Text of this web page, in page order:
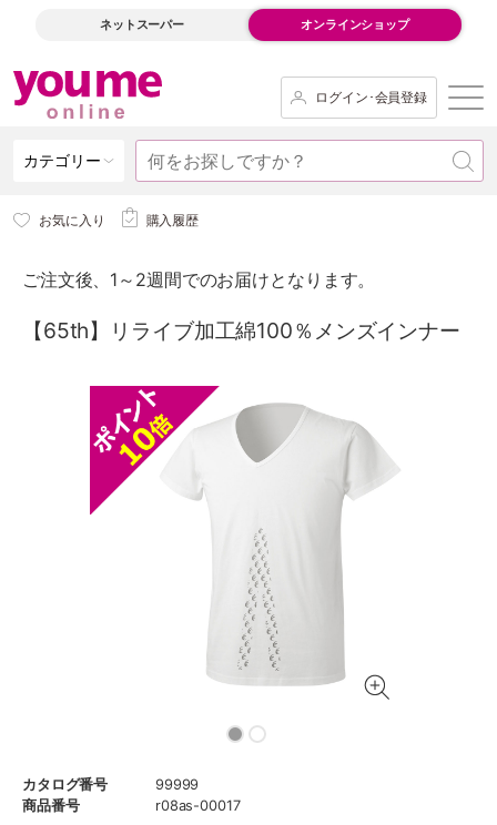
ネットスーパー オンラインショップ
ログイン･会員登録
カテゴリー
お気に入り 購入履歴
ご注文後、1～2週間でのお届けとなります。
【65th】リライブ加工綿100％メンズインナー
カタログ番号
99999
商品番号
r08as-00017